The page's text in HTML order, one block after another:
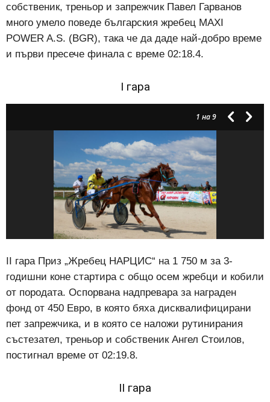
собственик, треньор и запрежчик Павел Гарванов
много умело поведе българския жребец MAXI
POWER A.S. (BGR), така че да даде най-добро време
и първи пресече финала с време 02:18.4.
I гара
1 на 9
II гара Приз „Жребец НАРЦИС“ на 1 750 м за 3-
годишни коне стартира с общо осем жребци и кобили
от породата. Оспорвана надпревара за награден
фонд от 450 Eвро, в която бяха дисквалифицирани
пет запрежчика, и в която се наложи рутинирания
състезател, треньор и собственик Ангел Стоилов,
постигнал време от 02:19.8.
II гара